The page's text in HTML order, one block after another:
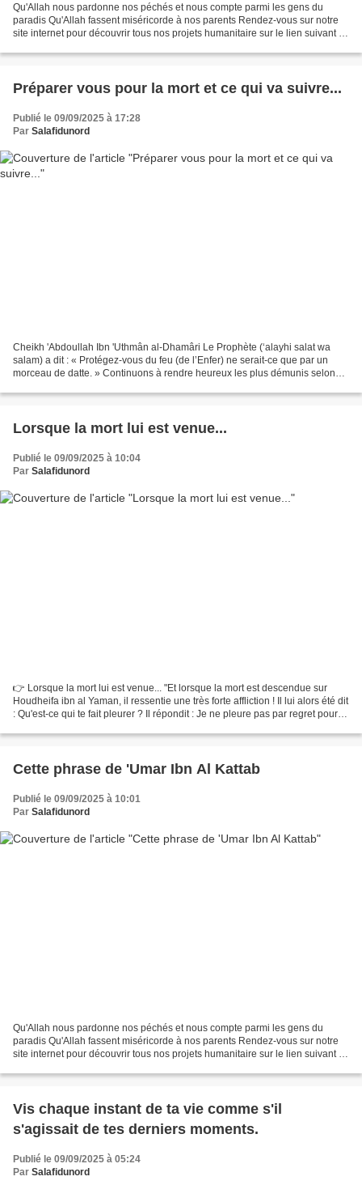
Qu'Allah nous pardonne nos péchés et nous compte parmi les gens du
paradis Qu'Allah fassent miséricorde à nos parents Rendez-vous sur notre
site internet pour découvrir tous nos projets humanitaire sur le lien suivant :
Préparer vous pour la mort et ce qui va suivre...
Publié le 09/09/2025 à 17:28
Par Salafidunord
Cheikh 'Abdoullah Ibn 'Uthmân al-Dhamâri Le Prophète (‘alayhi salat wa
salam) a dit : « Protégez-vous du feu (de l’Enfer) ne serait-ce que par un
morceau de datte. » Continuons à rendre heureux les plus démunis selon
Lorsque la mort lui est venue...
Publié le 09/09/2025 à 10:04
Par Salafidunord
👉 Lorsque la mort lui est venue... "Et lorsque la mort est descendue sur
Houdheifa ibn al Yaman, il ressentie une très forte affliction ! Il lui alors été dit
: Qu'est-ce qui te fait pleurer ? Il répondit : Je ne pleure pas par regret pour la
Cette phrase de 'Umar Ibn Al Kattab
Publié le 09/09/2025 à 10:01
Par Salafidunord
Qu'Allah nous pardonne nos péchés et nous compte parmi les gens du
paradis Qu'Allah fassent miséricorde à nos parents Rendez-vous sur notre
site internet pour découvrir tous nos projets humanitaire sur le lien suivant :
Vis chaque instant de ta vie comme s'il
s'agissait de tes derniers moments.
Publié le 09/09/2025 à 05:24
Par Salafidunord